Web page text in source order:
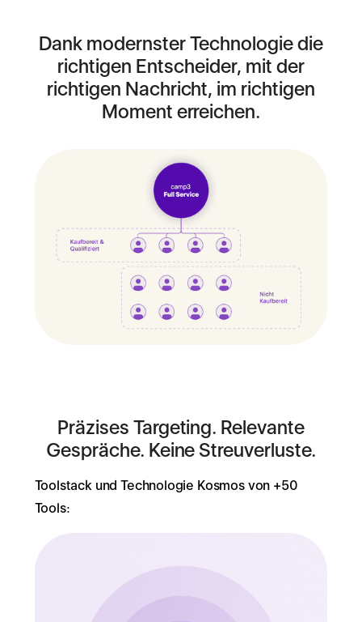
Dank modernster Technologie die
richtigen Entscheider, mit der
richtigen Nachricht, im richtigen
Moment erreichen.
Präzises Targeting. Relevante
Gespräche. Keine Streuverluste.
Toolstack und Technologie Kosmos von +50
Tools: